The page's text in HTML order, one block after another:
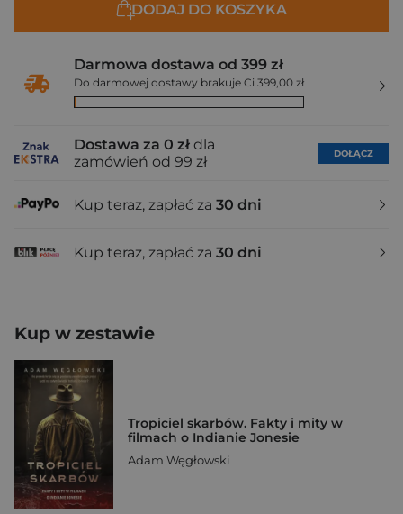
DODAJ DO KOSZYKA
Darmowa dostawa od 399 zł
Do darmowej dostawy brakuje Ci 399,00 zł
Dostawa za 0 zł dla
zamówień od 99 zł
DOŁĄCZ
Kup teraz, zapłać za 30 dni
Kup teraz, zapłać za 30 dni
Kup w zestawie
Tropiciel skarbów. Fakty i mity w
filmach o Indianie Jonesie
Adam Węgłowski